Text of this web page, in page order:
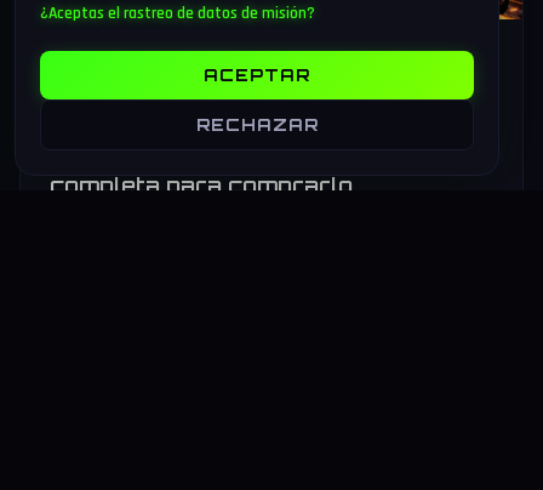
Marvel Tōkon: Fighting Souls sale
hoy 6 de agosto 2026 — análisis del
4v4 de Arc System Works y guía
completa para comprarlo
¿Aceptas el rastreo de datos de misión?
ACEPTAR
RECHAZAR